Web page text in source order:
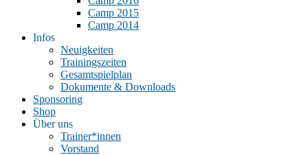
Camp 2015
Camp 2014
Infos
Neuigkeiten
Trainingszeiten
Gesamtspielplan
Dokumente & Downloads
Sponsoring
Shop
Über uns
Trainer*innen
Vorstand